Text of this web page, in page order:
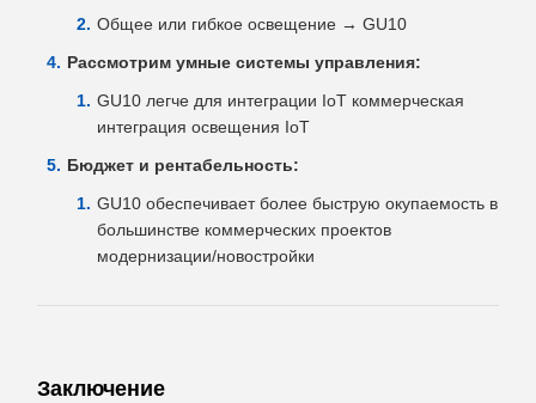
Общее или гибкое освещение → GU10
Рассмотрим умные системы управления:
GU10 легче для интеграции IoT коммерческая
интеграция освещения IoT
Бюджет и рентабельность:
GU10 обеспечивает более быструю окупаемость в
большинстве коммерческих проектов
модернизации/новостройки
Заключение